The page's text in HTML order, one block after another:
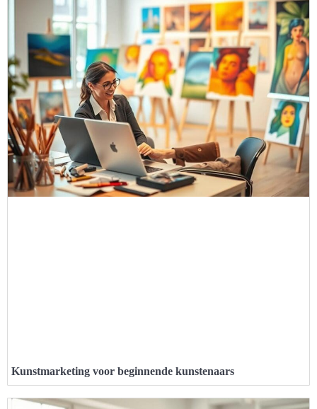
Kunstmarketing voor beginnende kunstenaars